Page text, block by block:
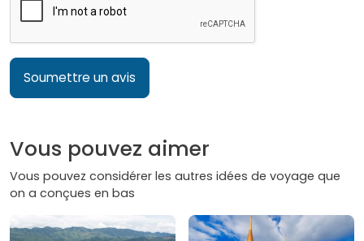
Soumettre un avis
Vous pouvez aimer
Vous pouvez considérer les autres idées de voyage que
on a conçues en bas